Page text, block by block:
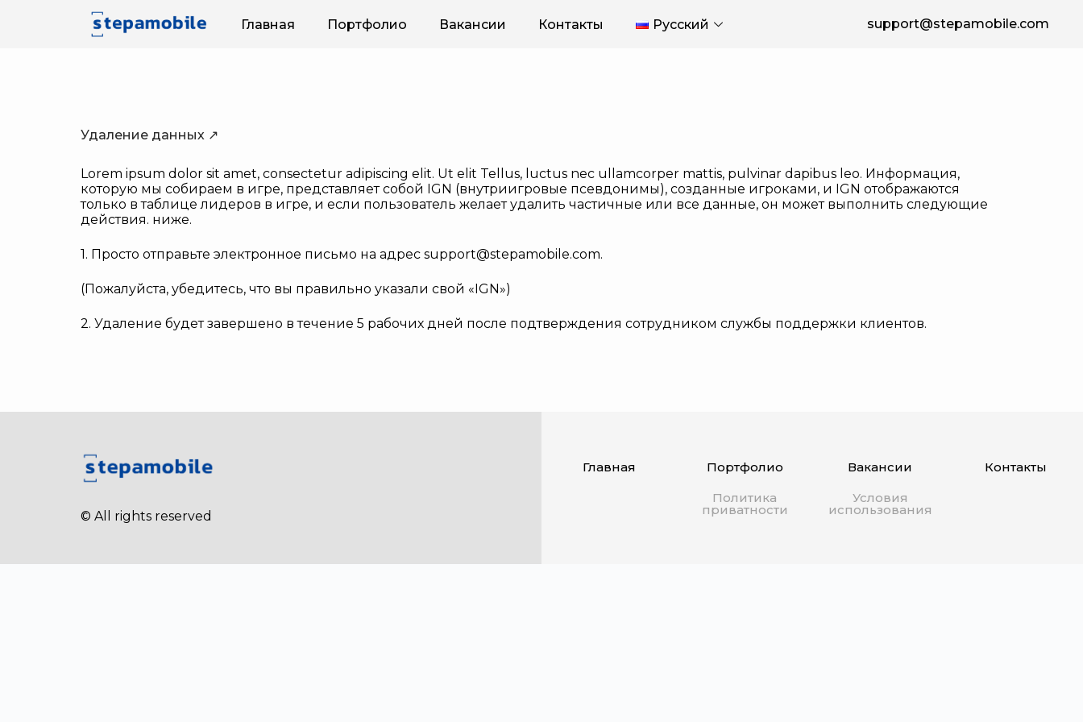
Главная Портфолио Вакансии Контакты Русский support@stepamobile.com
Удаление данных ↗
Lorem ipsum dolor sit amet, consectetur adipiscing elit. Ut elit Tellus, luctus nec ullamcorper mattis, pulvinar dapibus leo. Информация,
которую мы собираем в игре, представляет собой IGN (внутриигровые псевдонимы), созданные игроками, и IGN отображаются
только в таблице лидеров в игре, и если пользователь желает удалить частичные или все данные, он может выполнить следующие
действия. ниже.
1. Просто отправьте электронное письмо на адрес support@stepamobile.com.
(Пожалуйста, убедитесь, что вы правильно указали свой «IGN»)
2. Удаление будет завершено в течение 5 рабочих дней после подтверждения сотрудником службы поддержки клиентов.
© All rights reserved
Главная Портфолио Вакансии
Контакты
Политика
приватности
Условия
использования